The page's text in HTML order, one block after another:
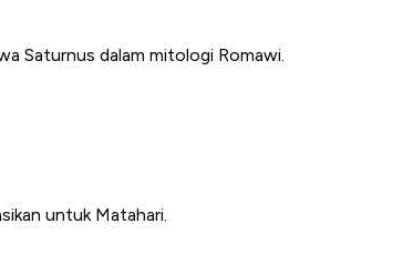
Saturnus dalam mitologi Romawi.
untuk Matahari.